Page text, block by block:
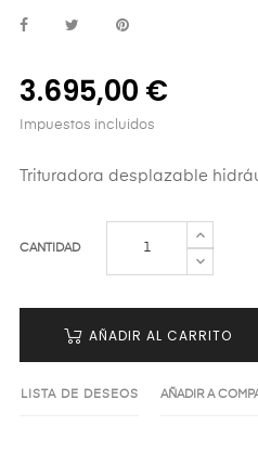
3.695,00 €
Impuestos incluidos
Trituradora desplazable
CANTIDAD
AÑADIR AL CARRITO
LISTA DE DESEOS AÑADIR A